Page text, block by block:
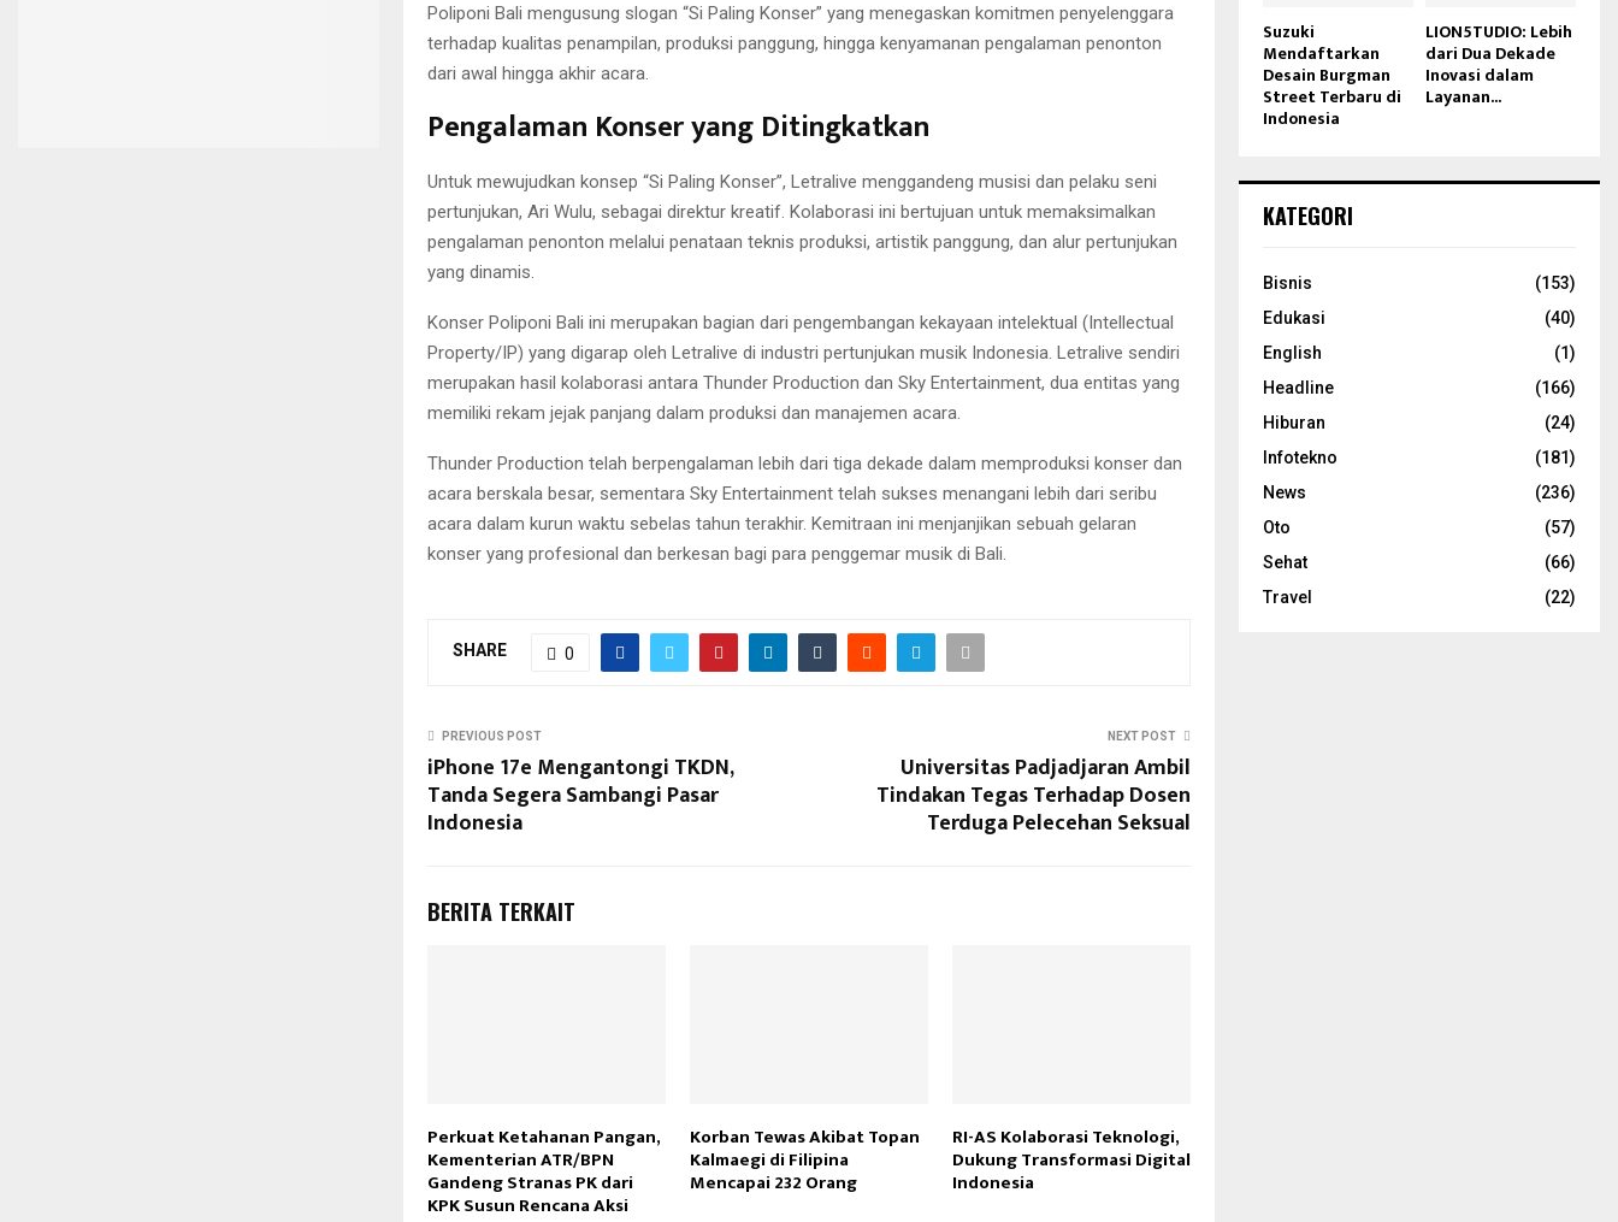
Poliponi Bali mengusung slogan “Si Paling Konser” yang menegaskan komitmen penyelenggara
terhadap kualitas penampilan, produksi panggung, hingga kenyamanan pengalaman penonton
dari awal hingga akhir acara.
Pengalaman Konser yang Ditingkatkan
Untuk mewujudkan konsep “Si Paling Konser”, Letralive menggandeng musisi dan pelaku seni
pertunjukan, Ari Wulu, sebagai direktur kreatif. Kolaborasi ini bertujuan untuk memaksimalkan
pengalaman penonton melalui penataan teknis produksi, artistik panggung, dan alur pertunjukan
yang dinamis.
Konser Poliponi Bali ini merupakan bagian dari pengembangan kekayaan intelektual (Intellectual
Property/IP) yang digarap oleh Letralive di industri pertunjukan musik Indonesia. Letralive sendiri
merupakan hasil kolaborasi antara Thunder Production dan Sky Entertainment, dua entitas yang
memiliki rekam jejak panjang dalam produksi dan manajemen acara.
Thunder Production telah berpengalaman lebih dari tiga dekade dalam memproduksi konser dan
acara berskala besar, sementara Sky Entertainment telah sukses menangani lebih dari seribu
acara dalam kurun waktu sebelas tahun terakhir. Kemitraan ini menjanjikan sebuah gelaran
konser yang profesional dan berkesan bagi para penggemar musik di Bali.
SHARE 0
PREVIOUS POST
iPhone 17e Mengantongi TKDN,
Tanda Segera Sambangi Pasar
Indonesia
NEXT POST
Universitas Padjadjaran Ambil
Tindakan Tegas Terhadap Dosen
Terduga Pelecehan Seksual
BERITA TERKAIT
Perkuat Ketahanan Pangan,
Kementerian ATR/BPN
Gandeng Stranas PK dari
KPK Susun Rencana Aksi
Korban Tewas Akibat Topan
Kalmaegi di Filipina
Mencapai 232 Orang
RI-AS Kolaborasi Teknologi,
Dukung Transformasi Digital
Indonesia
Suzuki
Mendaftarkan
Desain Burgman
Street Terbaru di
Indonesia
LION5TUDIO: Lebih
dari Dua Dekade
Inovasi dalam
Layanan...
KATEGORI
Bisnis
(153)
Edukasi
(40)
English
(1)
Headline
(166)
Hiburan
(24)
Infotekno
(181)
News
(236)
Oto
(57)
Sehat
(66)
Travel
(22)